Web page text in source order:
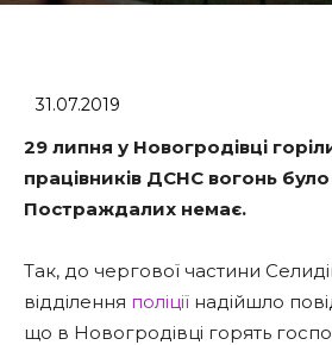
31.07.2019
29 липня у Новогродівці
працівників ДСНС вогонь було
Постраждалих немає.
Так, до чергової частини
відділення поліції надійшло
що в Новогродівці горять